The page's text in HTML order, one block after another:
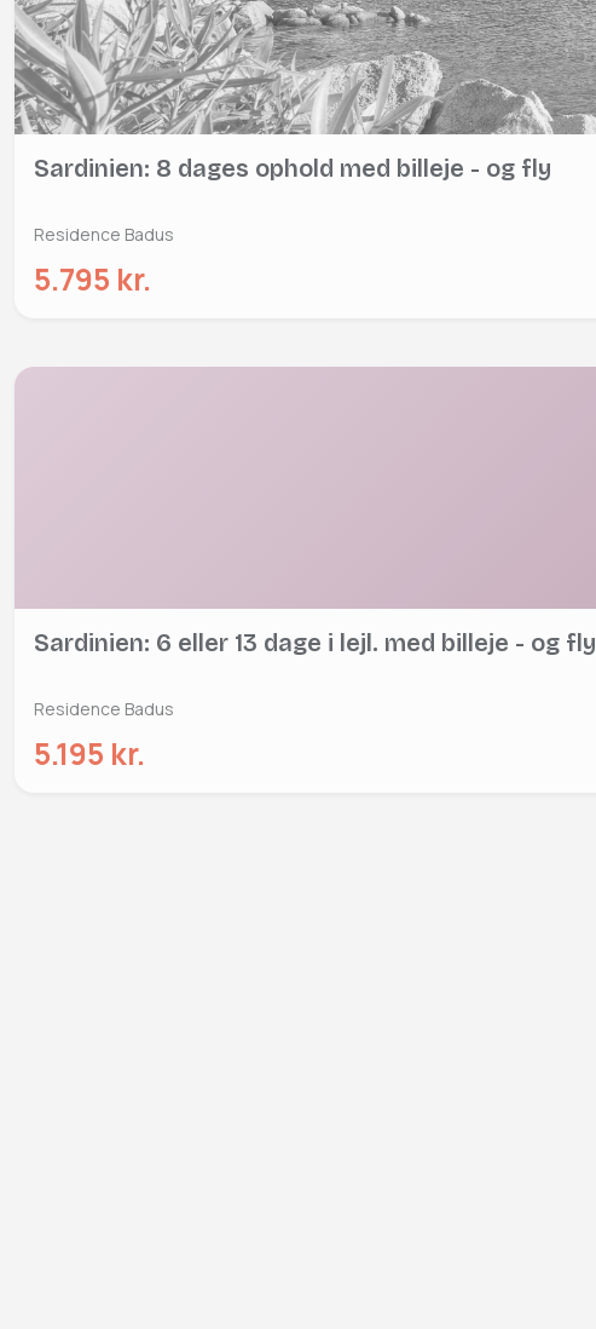
Sardinien: 8 dages ophold med billeje - og fly
Residence Badus
5.795 kr.
Sardinien: 6 eller 13 dage i lejl. med billeje - og fly
Residence Badus
5.195 kr.